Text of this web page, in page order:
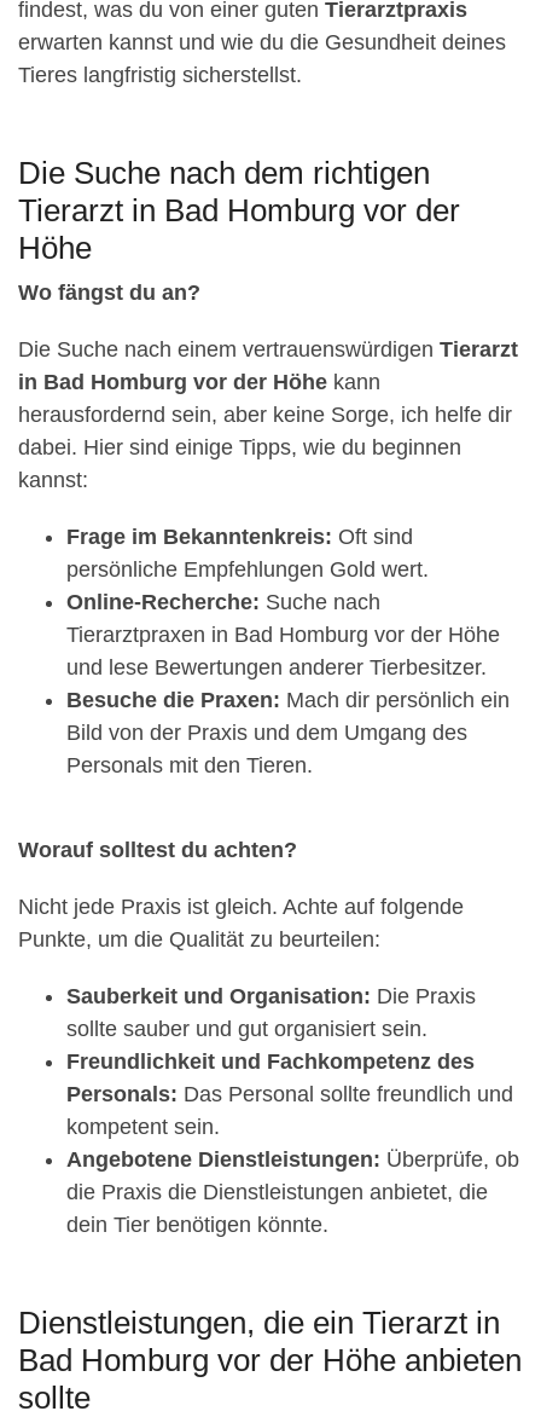
findest, was du von einer guten Tierarztpraxis
erwarten kannst und wie du die Gesundheit deines
Tieres langfristig sicherstellst.
Die Suche nach dem richtigen
Tierarzt in Bad Homburg vor der
Höhe
Wo fängst du an?
Die Suche nach einem vertrauenswürdigen Tierarzt
in Bad Homburg vor der Höhe kann
herausfordernd sein, aber keine Sorge, ich helfe dir
dabei. Hier sind einige Tipps, wie du beginnen
kannst:
Frage im Bekanntenkreis: Oft sind
persönliche Empfehlungen Gold wert.
Online-Recherche: Suche nach
Tierarztpraxen in Bad Homburg vor der Höhe
und lese Bewertungen anderer Tierbesitzer.
Besuche die Praxen: Mach dir persönlich ein
Bild von der Praxis und dem Umgang des
Personals mit den Tieren.
Worauf solltest du achten?
Nicht jede Praxis ist gleich. Achte auf folgende
Punkte, um die Qualität zu beurteilen:
Sauberkeit und Organisation: Die Praxis
sollte sauber und gut organisiert sein.
Freundlichkeit und Fachkompetenz des
Personals: Das Personal sollte freundlich und
kompetent sein.
Angebotene Dienstleistungen: Überprüfe, ob
die Praxis die Dienstleistungen anbietet, die
dein Tier benötigen könnte.
Dienstleistungen, die ein Tierarzt in
Bad Homburg vor der Höhe anbieten
sollte